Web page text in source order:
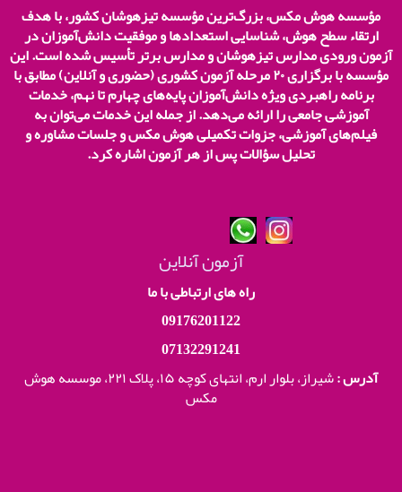
مؤسسه هوش مکس، بزرگ‌ترین مؤسسه تیزهوشان کشور، با هدف
ارتقاء سطح هوش، شناسایی استعدادها و موفقیت دانش‌آموزان در
آزمون ورودی مدارس تیزهوشان و مدارس برتر تأسیس شده است. این
مؤسسه با برگزاری۲۰مرحله آزمون کشوری (حضوری و آنلاین) مطابق با
برنامه راهبردی ویژه دانش‌آموزان پایه‌های چهارم تا نهم، خدمات
آموزشی جامعی را ارائه می‌دهد. از جمله این خدمات می‌توان به
فیلم‌های آموزشی، جزوات تکمیلی هوش مکس و جلسات مشاوره و
تحلیل سؤالات پس از هر آزمون اشاره کرد.
آزمون آنلاین
راه های ارتباطی با ما
09176201122
07132291241
آدرس :شیراز، بلوار ارم، انتهای کوچه ۱۵، پلاک ۲۲۱، موسسه هوش
مکس